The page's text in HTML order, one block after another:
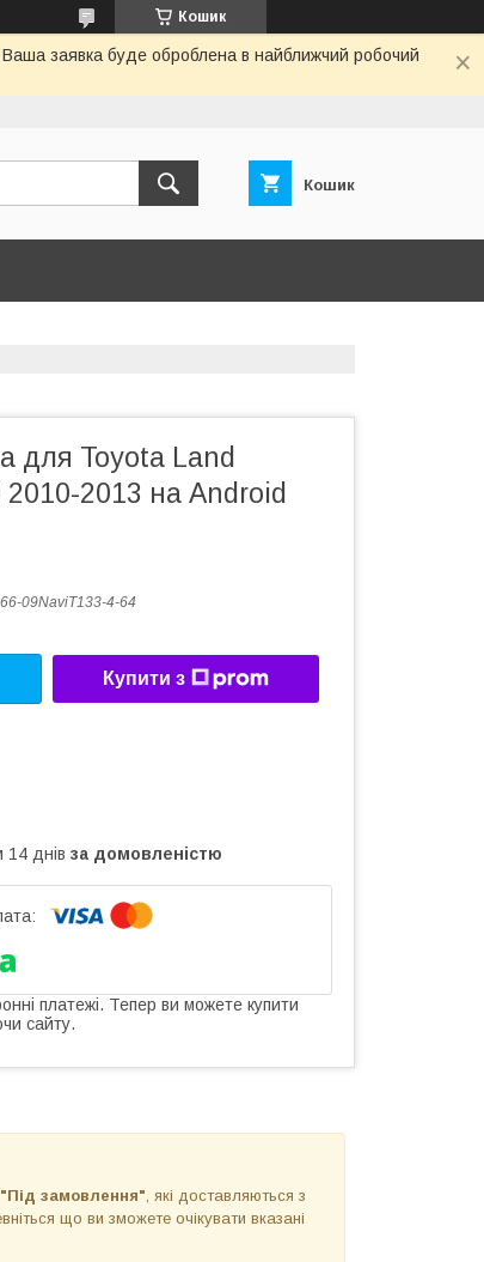
Кошик
Ваша заявка буде оброблена в найближчий робочий
Кошик
для Toyota Land
2013 на Android
09NaviT133-4-64
Купити з
14 днів за домовленістю
платежі. Тепер ви можете купити
сайту.
"Під замовлення" , які доставляються з
що ви зможете очікувати вказані